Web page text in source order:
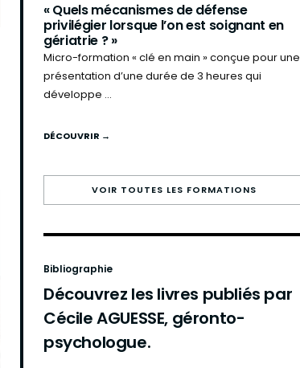
« Quels mécanismes de défense
privilégier lorsque l’on est soignant en
gériatrie ? »
Micro-formation « clé en main » conçue pour une
présentation d’une durée de 3 heures qui
développe ...
DÉCOUVRIR →
VOIR TOUTES LES FORMATIONS
Bibliographie
Découvrez les livres publiés par
Cécile AGUESSE, géronto-
psychologue.